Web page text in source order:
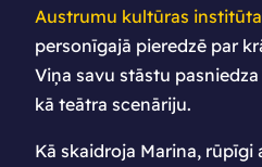
Austrumu kultūras institūta
personīgajā pieredzē par
Viņa savu stāstu
kā teātra scenāriju.
Kā skaidroja Marina, rūpīgi